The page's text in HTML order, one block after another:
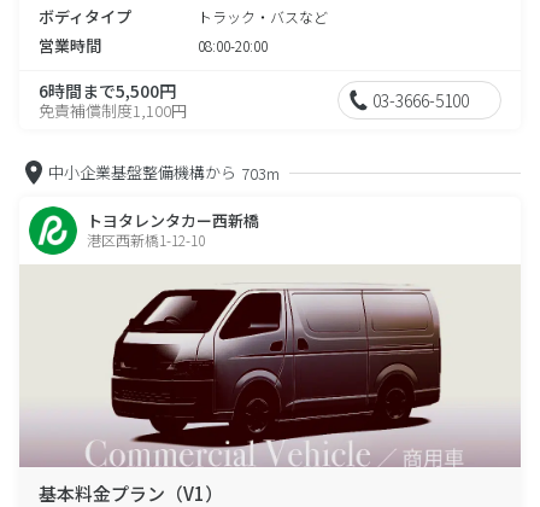
ボディタイプ トラック・バスなど
営業時間 08:00-20:00
6時間まで5,500円
免責補償制度1,100円 03-3666-5100
中小企業基盤整備機構から 703m
トヨタレンタカー西新橋
港区西新橋1-12-10
基本料金プラン（V1）